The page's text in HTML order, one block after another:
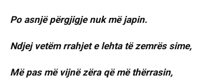
Po asnjë përgjigje nuk më japin.
Ndjej vetëm rrahjet e lehta të zemrës sime,
Më pas më vijnë zëra që më thërrasin,